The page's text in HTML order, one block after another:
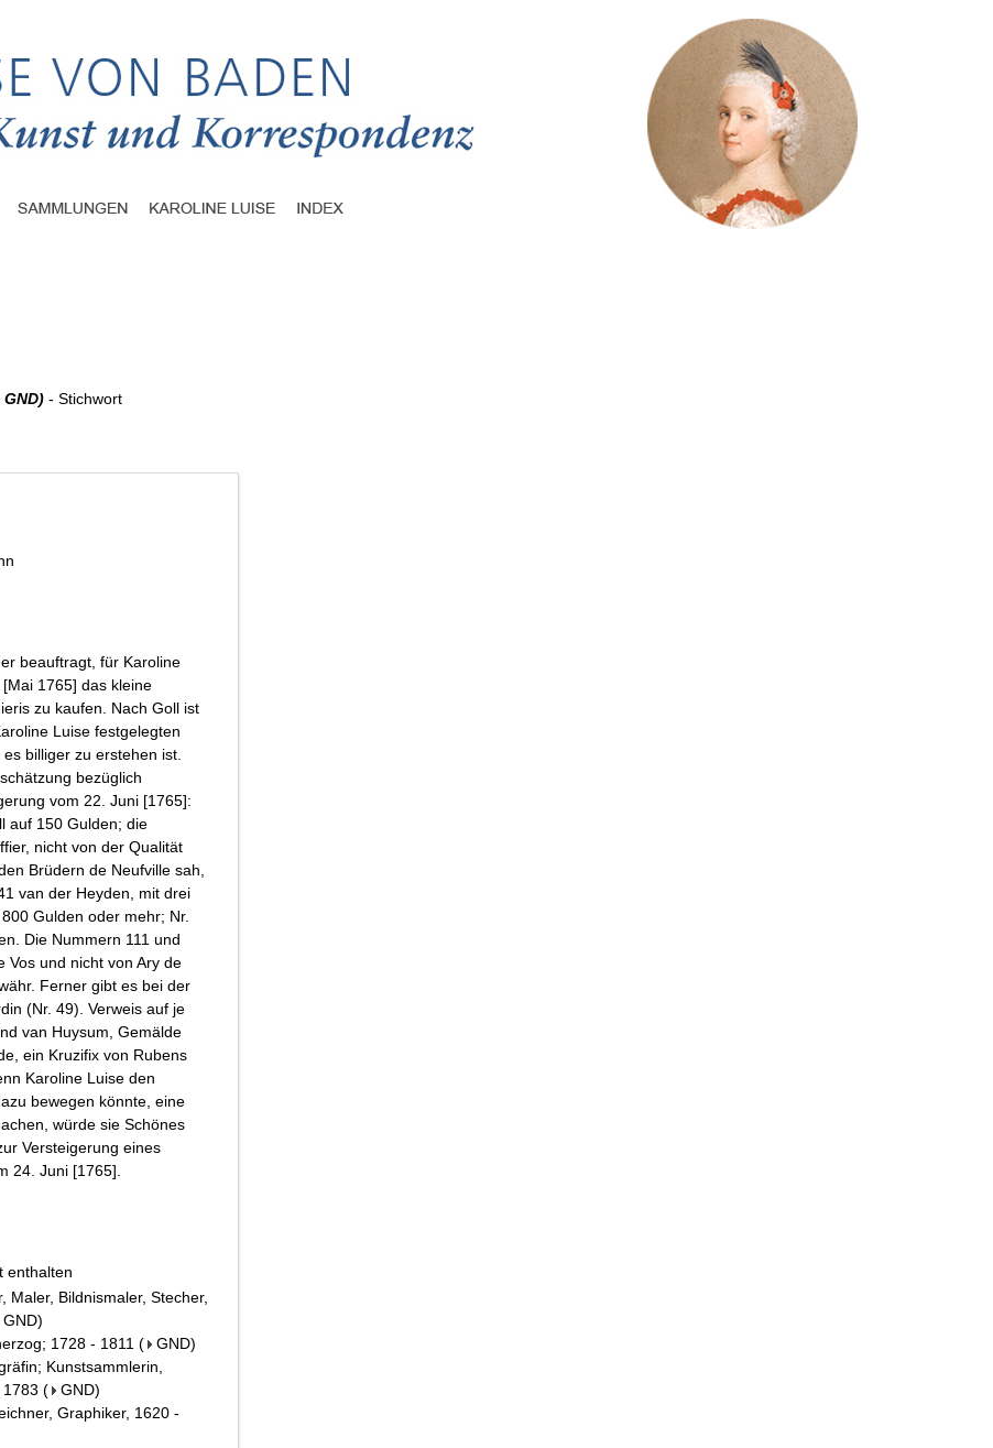
GND) - Stichwort
beauftragt, für Karoline
1765] das kleine
zu kaufen. Nach Goll ist
Luise festgelegten
billiger zu erstehen ist.
bezüglich
vom 22. Juni [1765]:
auf 150 Gulden; die
nicht von der Qualität
Brüdern de Neufville sah,
van der Heyden, mit drei
Gulden oder mehr; Nr.
Die Nummern 111 und
Vos und nicht von Ary de
Ferner gibt es bei der
(Nr. 49). Verweis auf je
van Huysum, Gemälde
ein Kruzifix von Rubens
Karoline Luise den
bewegen könnte, eine
würde sie Schönes
Versteigerung eines
24. Juni [1765].
enthalten
Maler, Bildnismaler, Stecher,
GND)
1728 - 1811 ( GND)
Kunstsammlerin,
( GND)
Graphiker, 1620 -